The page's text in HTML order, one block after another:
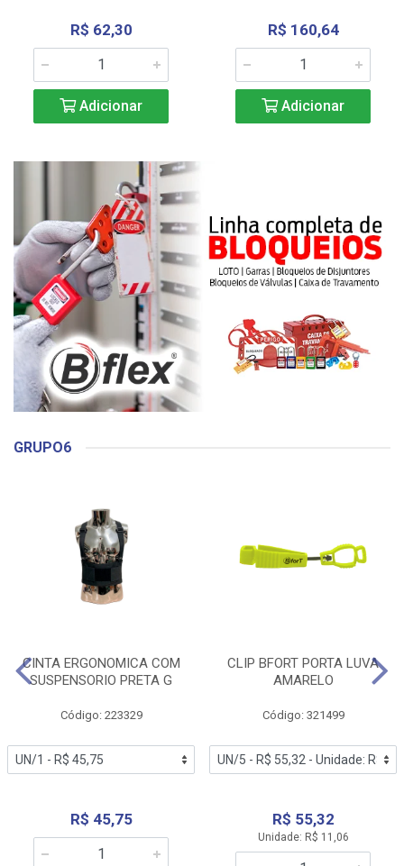
R$ 62,30
Adicionar
R$ 160,64
Adicionar
GRUPO6
CINTA ERGONOMICA COM
SUSPENSORIO PRETA G
Código: 223329
R$ 45,75
CLIP BFORT PORTA LUVA
AMARELO
Código: 321499
R$ 55,32
Unidade: R$ 11,06